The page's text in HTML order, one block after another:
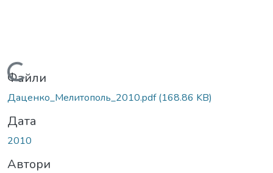
Вантажиться...
Файли
Даценко_Мелитополь_2010.pdf(168.86 KB)
Дата
2010
Автори